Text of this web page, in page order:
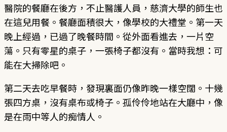
醫院的餐廳在後方，不止醫護人員，慈濟大學的師生也
在這兒用餐。餐廳面積很大，像學校的大禮堂。第一天
晚上經過，已過了晚餐時間。從外面看進去，一片空
蕩。只有零星的桌子，一張椅子都沒有。當時我想：可
能在大掃除吧。
第二天去吃早餐時，發現裏面仍像昨晚一樣空闊。十幾
張四方桌，沒有桌布或椅子。孤伶伶地站在大廳中，像
是在雨中等人的痴情人。